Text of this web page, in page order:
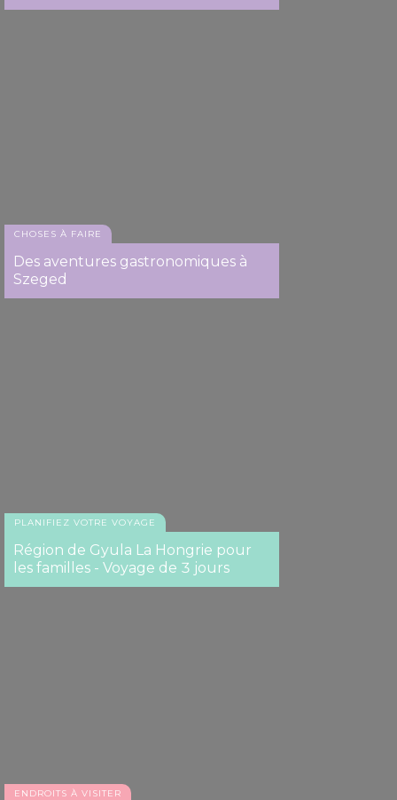
CHOSES À FAIRE
Des aventures gastronomiques à
Szeged
PLANIFIEZ VOTRE VOYAGE
Région de Gyula La Hongrie pour
les familles - Voyage de 3 jours
ENDROITS À VISITER